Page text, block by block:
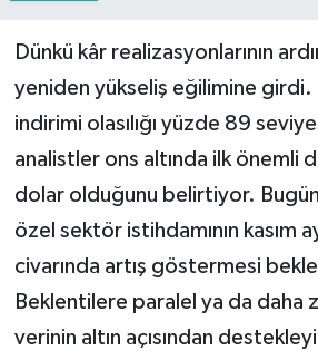
Dünkü kâr realizasyonlarının
yeniden yükseliş eğilimine girdi.
indirimi olasılığı yüzde 89
analistler ons altında ilk önemli
dolar olduğunu belirtiyor. Bugün
özel sektör istihdamının kasım
civarında artış göstermesi
Beklentilere paralel ya da daha
verinin altın açısından